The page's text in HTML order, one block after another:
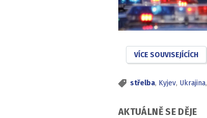
VÍCE SOUVISEJÍCÍCH
střelba, Kyjev, Ukrajina,
AKTUÁLNĚ SE DĚJE